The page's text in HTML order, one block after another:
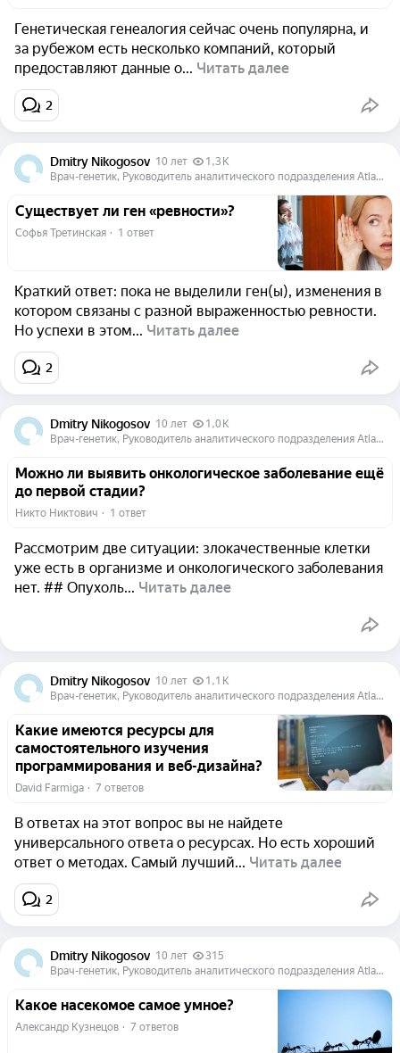
Генетическая генеалогия сейчас очень популярна, и
за рубежом есть несколько компаний, который
предоставляют данные о... Читать далее
2
Dmitry Nikogosov 10 лет
1,3 K
Врач-генетик, Руководитель аналитического подразделения Atlas Biomed Group
Существует ли ген «ревности»?
Софья Третинская · 1 ответ
Краткий ответ: пока не выделили ген(ы), изменения в
котором связаны с разной выраженностью ревности.
Но успехи в этом... Читать далее
2
Dmitry Nikogosov 10 лет
1,0 K
Врач-генетик, Руководитель аналитического подразделения Atlas Biomed Group
Можно ли выявить онкологическое заболевание ещё
до первой стадии?
Никто Никтович · 1 ответ
Рассмотрим две ситуации: злокачественные клетки
уже есть в организме и онкологического заболевания
нет. ## Опухоль... Читать далее
Dmitry Nikogosov 10 лет
1,1 K
Врач-генетик, Руководитель аналитического подразделения Atlas Biomed Group
Какие имеются ресурсы для
самостоятельного изучения
программирования и веб-дизайна?
David Farmiga · 7 ответов
В ответах на этот вопрос вы не найдете
универсального ответа о ресурсах. Но есть хороший
ответ о методах. Самый лучший... Читать далее
2
Dmitry Nikogosov 10 лет
315
Врач-генетик, Руководитель аналитического подразделения Atlas Biomed Group
Какое насекомое самое умное?
Александр Кузнецов · 7 ответов